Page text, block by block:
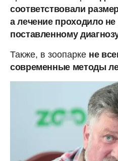
соответствовали
а лечение проходило не
поставленному
Также, в зоопарке не
современные методы